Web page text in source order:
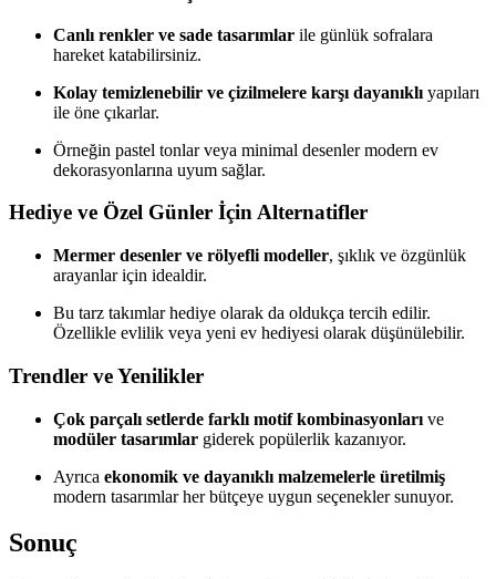
Canlı renkler ve sade tasarımlar ile günlük sofralara
hareket katabilirsiniz.
Kolay temizlenebilir ve çizilmelere karşı dayanıklı yapıları
ile öne çıkarlar.
Örneğin pastel tonlar veya minimal desenler modern ev
dekorasyonlarına uyum sağlar.
Hediye ve Özel Günler İçin Alternatifler
Mermer desenler ve rölyefli modeller, şıklık ve özgünlük
arayanlar için idealdir.
Bu tarz takımlar hediye olarak da oldukça tercih edilir.
Özellikle evlilik veya yeni ev hediyesi olarak düşünülebilir.
Trendler ve Yenilikler
Çok parçalı setlerde farklı motif kombinasyonları ve
modüler tasarımlar giderek popülerlik kazanıyor.
Ayrıca ekonomik ve dayanıklı malzemelerle üretilmiş
modern tasarımlar her bütçeye uygun seçenekler sunuyor.
Sonuç